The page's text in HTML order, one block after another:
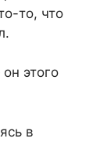
то, что
этого
в